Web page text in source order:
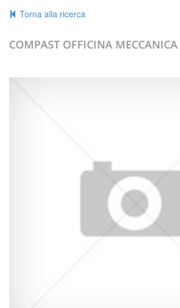
Torna alla ricerca
COMPAST OFFICINA